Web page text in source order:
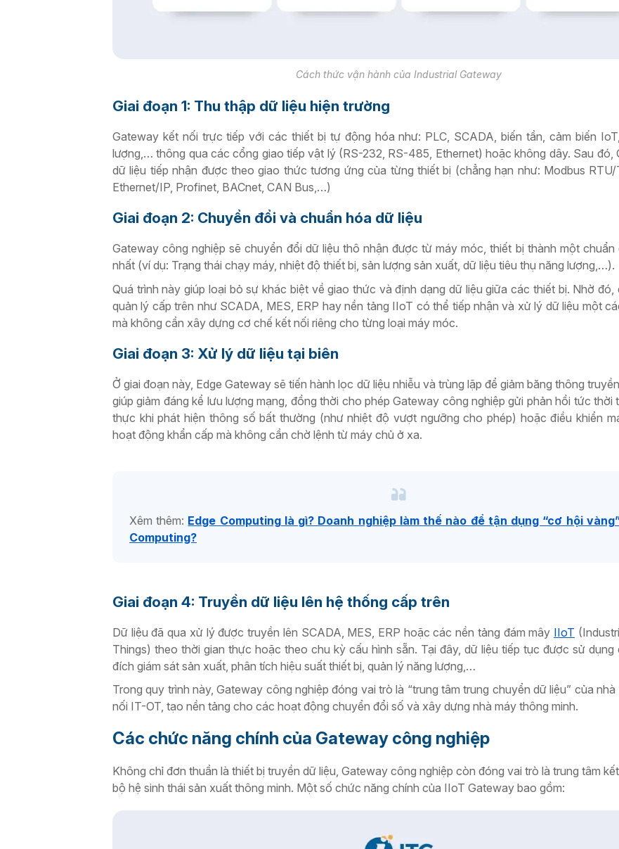
Cách thức vận hành của Industrial Gateway
Giai đoạn 1: Thu thập dữ liệu hiện trường
Gateway kết nối trực tiếp với các thiết bị tự động hóa như: PLC, SCADA, biến tần, cảm biến
lượng,… thông qua các cổng giao tiếp vật lý (RS-232, RS-485, Ethernet) hoặc không dây. Sau đó,
dữ liệu tiếp nhận được theo giao thức tương ứng của từng thiết bị (chẳng hạn như: Modbus RTU/
Ethernet/IP, Profinet, BACnet, CAN Bus,…)
Giai đoạn 2: Chuyển đổi và chuẩn hóa dữ liệu
Gateway công nghiệp sẽ chuyển đổi dữ liệu thô nhận được từ máy móc, thiết bị thành một chuẩn
nhất (ví dụ: Trạng thái chạy máy, nhiệt độ thiết bị, sản lượng sản xuất, dữ liệu tiêu thụ năng lượng,…).
Quá trình này giúp loại bỏ sự khác biệt về giao thức và định dạng dữ liệu giữa các thiết bị. Nhờ đó,
quản lý cấp trên như SCADA, MES, ERP hay nền tảng IIoT có thể tiếp nhận và xử lý dữ liệu một
mà không cần xây dựng cơ chế kết nối riêng cho từng loại máy móc.
Giai đoạn 3: Xử lý dữ liệu tại biên
Ở giai đoạn này, Edge Gateway sẽ tiến hành lọc dữ liệu nhiễu và trùng lặp để giảm băng thông
giúp giảm đáng kể lưu lượng mạng, đồng thời cho phép Gateway công nghiệp gửi phản hồi tức thời
thực khi phát hiện thông số bất thường (như nhiệt độ vượt ngưỡng cho phép) hoặc điều khiển
hoạt động khẩn cấp mà không cần chờ lệnh từ máy chủ ở xa.
Xêm thêm: Edge Computing là gì? Doanh nghiệp làm thế nào để tận dụng “cơ hội
Computing?
Giai đoạn 4: Truyền dữ liệu lên hệ thống cấp trên
Dữ liệu đã qua xử lý được truyền lên SCADA, MES, ERP hoặc các nền tảng đám mây IIoT
Things) theo thời gian thực hoặc theo chu kỳ cấu hình sẵn. Tại đây, dữ liệu tiếp tục được sử dụng
đích giám sát sản xuất, phân tích hiệu suất thiết bị, quản lý năng lượng,…
Trong quy trình này, Gateway công nghiệp đóng vai trò là “trung tâm trung chuyển dữ liệu” của nhà
nối IT-OT, tạo nền tảng cho các hoạt động chuyển đổi số và xây dựng nhà máy thông minh.
Các chức năng chính của Gateway công nghiệp
Không chỉ đơn thuần là thiết bị truyền dữ liệu, Gateway công nghiệp còn đóng vai trò là trung tâm
bộ hệ sinh thái sản xuất thông minh. Một số chức năng chính của IIoT Gateway bao gồm: